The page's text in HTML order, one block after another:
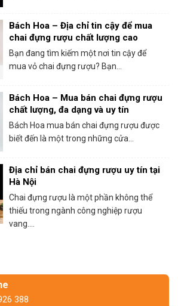
Bách Hoa – Địa chỉ tin cậy để mua
chai đựng rượu chất lượng cao
Bạn đang tìm kiếm một nơi tin cậy để
mua vỏ chai đựng rượu? Bạn...
Bách Hoa – Mua bán chai đựng rượu
chất lượng, đa dạng và uy tín
Bách Hoa mua bán chai đựng rượu được
biết đến là một trong những cửa...
Địa chỉ bán chai đựng rượu uy tín tại
Hà Nội
Chai đựng rượu là một phần không thể
thiếu trong ngành công nghiệp rượu
vang....
388